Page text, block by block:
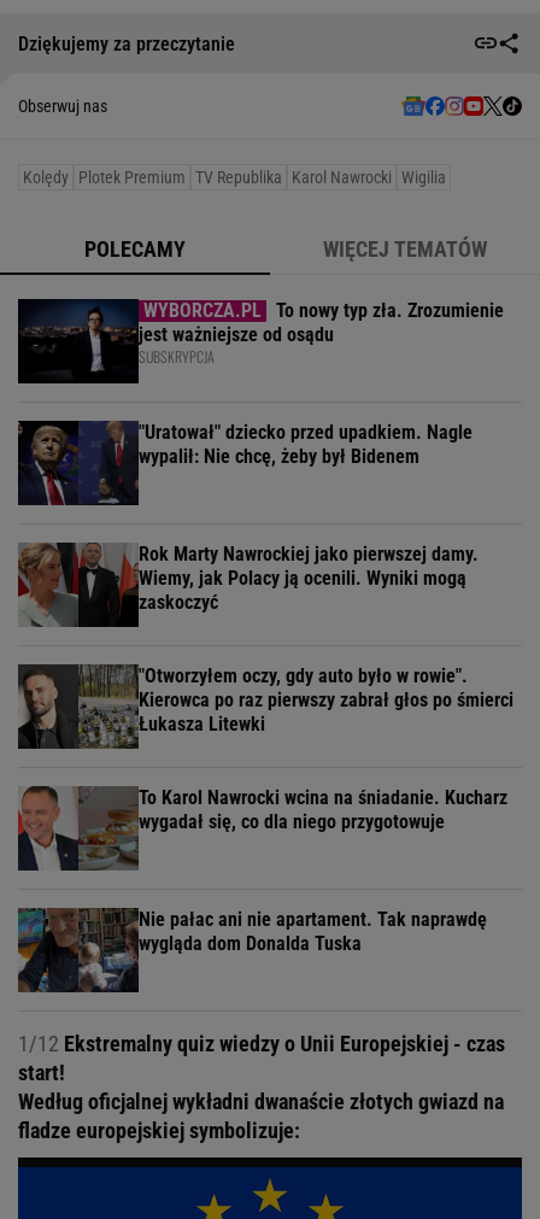
Dziękujemy za przeczytanie
Obserwuj nas
Kolędy Plotek Premium TV Republika Karol Nawrocki Wigilia
POLECAMY WIĘCEJ TEMATÓW
To nowy typ zła. Zrozumienie
jest ważniejsze od osądu
SUBSKRYPCJA
"Uratował" dziecko przed upadkiem. Nagle
wypalił: Nie chcę, żeby był Bidenem
Rok Marty Nawrockiej jako pierwszej damy.
Wiemy, jak Polacy ją ocenili. Wyniki mogą
zaskoczyć
"Otworzyłem oczy, gdy auto było w rowie".
Kierowca po raz pierwszy zabrał głos po śmierci
Łukasza Litewki
To Karol Nawrocki wcina na śniadanie. Kucharz
wygadał się, co dla niego przygotowuje
Nie pałac ani nie apartament. Tak naprawdę
wygląda dom Donalda Tuska
1/12 Ekstremalny quiz wiedzy o Unii Europejskiej - czas
start!
Według oficjalnej wykładni dwanaście złotych gwiazd na
fladze europejskiej symbolizuje: